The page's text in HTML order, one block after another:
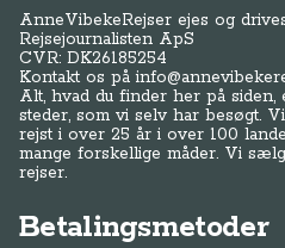
AnneVibekeRejser ejes og
Rejsejournalisten ApS
CVR: DK26185254
Kontakt os på
Alt, hvad du finder her på siden,
steder, som vi selv har besøgt.
rejst i over 25 år i over 100
mange forskellige måder. Vi
rejser.
Betalingsmetoder